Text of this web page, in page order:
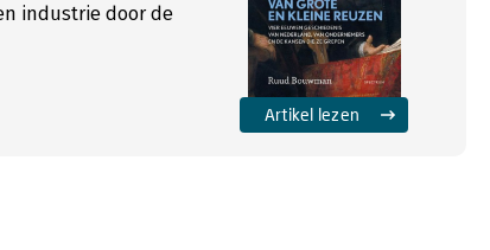
industrie door de
Artikel lezen